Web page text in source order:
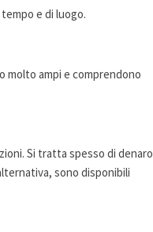
e di luogo.
molto ampi e comprendono
Si tratta spesso di denaro
sono disponibili